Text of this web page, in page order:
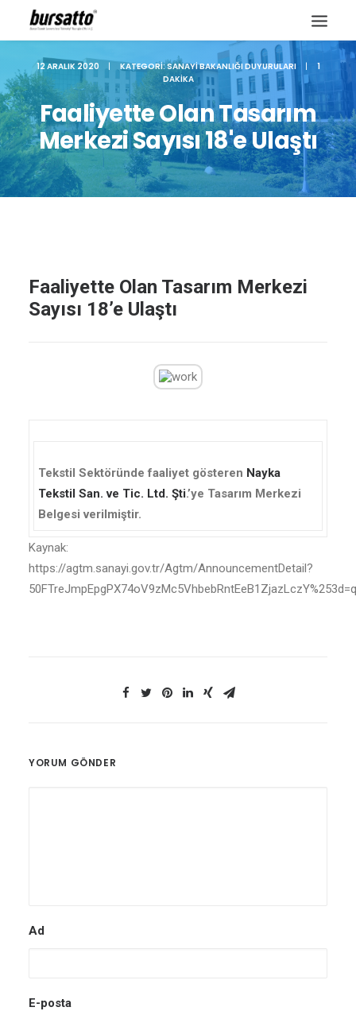
Site içi arama
12 ARALIK 2020 | KATEGORI:SANAYI BAKANLIĞI DUYURULARI |
1
DAKIKA
Faaliyette Olan Tasarım
Merkezi Sayısı 18'e Ulaştı
Faaliyette Olan Tasarım Merkezi
Sayısı 18’e Ulaştı
Tekstil Sektöründe faaliyet gösteren Nayka
Tekstil San. ve Tic. Ltd. Şti.’ye Tasarım Merkezi
Belgesi verilmiştir.
Kaynak:
https://agtm.sanayi.gov.tr/Agtm/AnnouncementDetail?
YORUM GÖNDER
Ad
E-posta